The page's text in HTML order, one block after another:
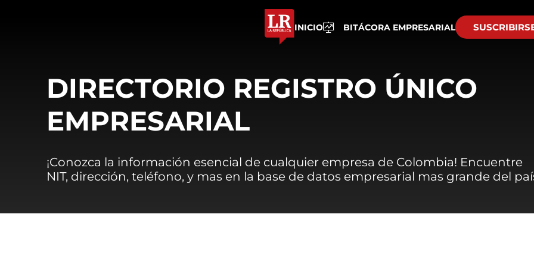
INICIO BITÁCORA EMPRESARIAL
DIRECTORIO REGISTRO ÚNICO
EMPRESARIAL
¡Conozca la información esencial de cualquier empresa de Colombia! Encuentre
NIT, dirección, teléfono, y mas en la base de datos empresarial mas grande del